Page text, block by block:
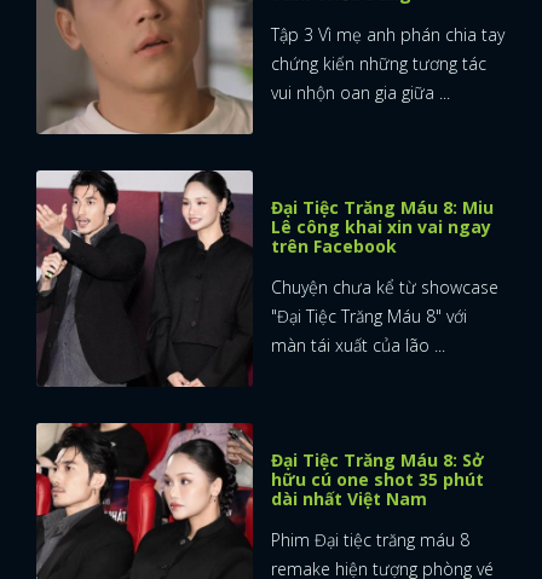
Tập 3 Vì mẹ anh phán chia tay
chứng kiến những tương tác
vui nhộn oan gia giữa ...
Đại Tiệc Trăng Máu 8: Miu
Lê công khai xin vai ngay
trên Facebook
Chuyện chưa kể từ showcase
"Đại Tiệc Trăng Máu 8" với
màn tái xuất của lão ...
Đại Tiệc Trăng Máu 8: Sở
hữu cú one shot 35 phút
dài nhất Việt Nam
Phim Đại tiệc trăng máu 8
remake hiện tượng phòng vé